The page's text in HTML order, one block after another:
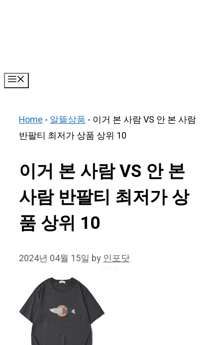
Home-알뜰상품- 이거 본 사람 VS 안 본 사람
반팔티 최저가 상품 상위 10
이거 본 사람 VS 안 본
사람 반팔티 최저가 상
품 상위 10
2024년 04월 15일 by인포닷